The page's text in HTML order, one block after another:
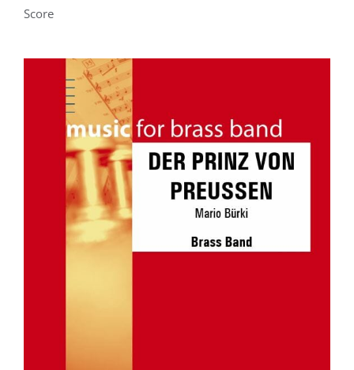
Score